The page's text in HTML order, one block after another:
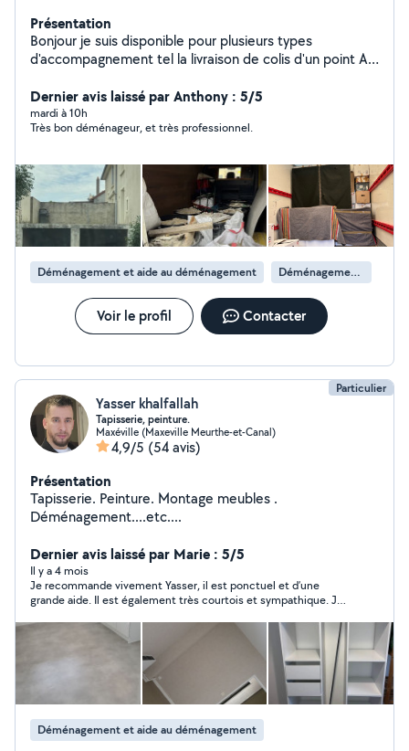
Présentation
Bonjour je suis disponible pour plusieurs types
d'accompagnement tel la livraison de colis d'un point A a
contacter Je peux aussi faire les livraisons et je propose
des prestations de serveur confirmé
Dernier avis laissé par Anthony : 5/5
mardi à 10h
Très bon déménageur, et très professionnel.
Déménagement et aide au déménagement Déménagement de maison
Voir le profil Contacter
Particulier
Yasser khalfallah
Tapisserie, peinture.
Maxéville (Maxeville Meurthe-et-Canal)
4,9/5 (54 avis)
Présentation
Tapisserie. Peinture. Montage meubles .
Déménagement....etc....
Dernier avis laissé par Marie : 5/5
Il y a 4 mois
Je recommande vivement Yasser, il est ponctuel et d’une
grande aide. Il est également très courtois et sympathique. Je
Déménagement et aide au déménagement